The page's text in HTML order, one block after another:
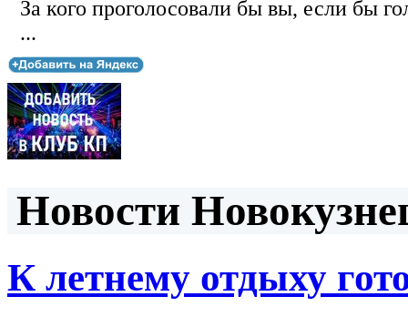
За кого проголосовали бы вы, если бы
...
Новости
К летнему отдыху